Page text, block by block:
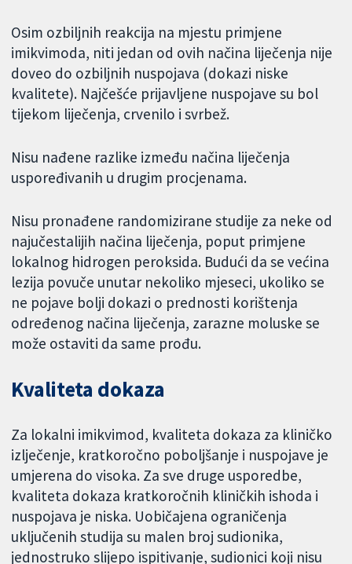
Osim ozbiljnih reakcija na mjestu primjene
imikvimoda, niti jedan od ovih načina liječenja nije
doveo do ozbiljnih nuspojava (dokazi niske
kvalitete). Najčešće prijavljene nuspojave su bol
tijekom liječenja, crvenilo i svrbež.
Nisu nađene razlike između načina liječenja
uspoređivanih u drugim procjenama.
Nisu pronađene randomizirane studije za neke od
najučestalijih načina liječenja, poput primjene
lokalnog hidrogen peroksida. Budući da se većina
lezija povuče unutar nekoliko mjeseci, ukoliko se
ne pojave bolji dokazi o prednosti korištenja
određenog načina liječenja, zarazne moluske se
može ostaviti da same prođu.
Kvaliteta dokaza
Za lokalni imikvimod, kvaliteta dokaza za kliničko
izlječenje, kratkoročno poboljšanje i nuspojave je
umjerena do visoka. Za sve druge usporedbe,
kvaliteta dokaza kratkoročnih kliničkih ishoda i
nuspojava je niska. Uobičajena ograničenja
uključenih studija su malen broj sudionika,
jednostruko slijepo ispitivanje, sudionici koji nisu